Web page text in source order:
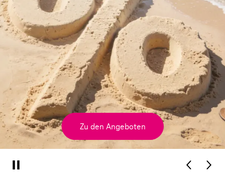
Zu den Angeboten